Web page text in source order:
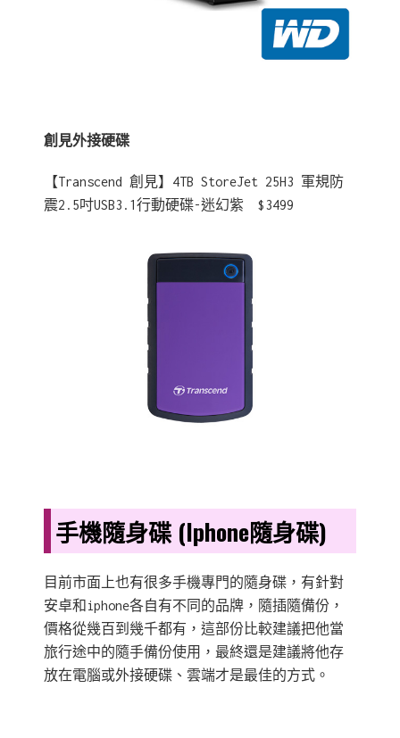
創見外接硬碟
【Transcend 創見】4TB StoreJet 25H3 軍規防
震2.5吋USB3.1行動硬碟-迷幻紫 $3499
手機隨身碟 (Iphone隨身碟)
目前市面上也有很多手機專門的隨身碟，有針對
安卓和iphone各自有不同的品牌，隨插隨備份，
價格從幾百到幾千都有，這部份比較建議把他當
旅行途中的隨手備份使用，最終還是建議將他存
放在電腦或外接硬碟、雲端才是最佳的方式。